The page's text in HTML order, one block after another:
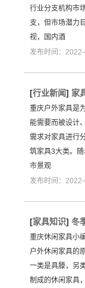
行业分支机构市
支，但市场潜力
视，国内酒
发布时间：
[行业新闻] 家
重庆户外家具是
能需要而被设计
需求对家具进行
筑家具3大类。
市景观
发布时间：
[家具知识] 冬
重庆休闲家具小
户外休闲家具的
一类是具滕，另
制成的休闲家具